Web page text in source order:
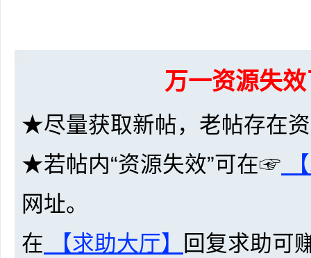
万一资源失
★尽量获取新帖，老帖存在
★若帖内“资源失效”可在☞
网址。
在 【求助大厅】
回复求助可